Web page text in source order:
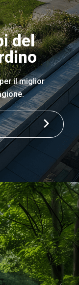
del
il miglior